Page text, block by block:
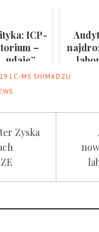
ICP-
–
LC-MS SHIMADZU
Zyska